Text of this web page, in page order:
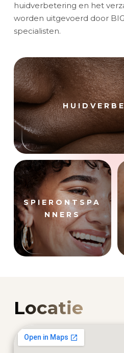
huidverbetering en het
worden uitgevoerd door
specialisten.
SPIERONTSPA
NNERS
Locatie